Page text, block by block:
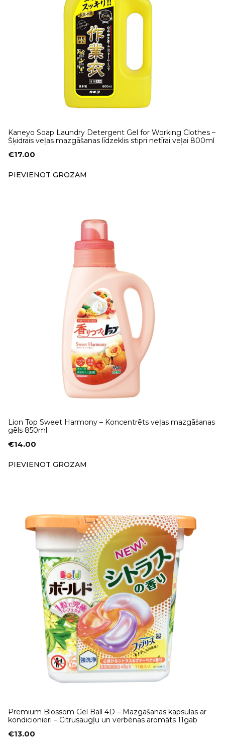
Kaneyo Soap Laundry Detergent Gel for Working Clothes –
Šķidrais veļas mazgāšanas līdzeklis stipri netīrai veļai 800ml
€17.00
PIEVIENOT GROZAM
Lion Top Sweet Harmony – Koncentrēts veļas mazgāšanas
gēls 850ml
€14.00
PIEVIENOT GROZAM
Premium Blossom Gel Ball 4D – Mazgāšanas kapsulas ar
kondicionieri – Citrusaugļu un verbēnas aromāts 11gab
€13.00